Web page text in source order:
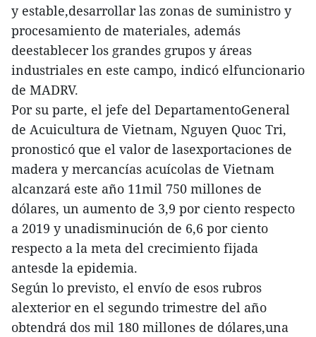
y estable,desarrollar las zonas de suministro y
procesamiento de materiales, además
deestablecer los grandes grupos y áreas
industriales en este campo, indicó elfuncionario
de MADRV.
Por su parte, el jefe del DepartamentoGeneral
de Acuicultura de Vietnam, Nguyen Quoc Tri,
pronosticó que el valor de lasexportaciones de
madera y mercancías acuícolas de Vietnam
alcanzará este año 11mil 750 millones de
dólares, un aumento de 3,9 por ciento respecto
a 2019 y unadisminución de 6,6 por ciento
respecto a la meta del crecimiento fijada
antesde la epidemia.
Según lo previsto, el envío de esos rubros
alexterior en el segundo trimestre del año
obtendrá dos mil 180 millones de dólares,una